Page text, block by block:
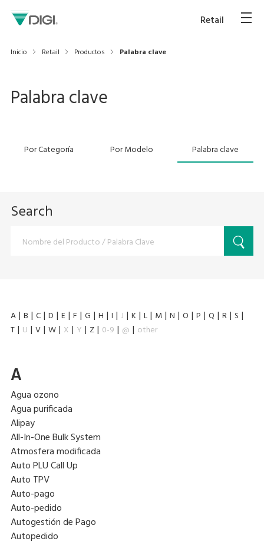
Retail
Inicio Retail Productos Palabra clave
Palabra clave
Por Categoría Por Modelo Palabra clave
Search
A B C D E F G H I J K L M N O P Q R
S
T
U V W X Y Z 0-9 @ other
A
Agua ozono
Agua purificada
Alipay
All-In-One Bulk System
Atmosfera modificada
Auto PLU Call Up
Auto TPV
Auto-pago
Auto-pedido
Autogestión de Pago
Autopedido